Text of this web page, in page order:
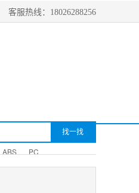
客服热线：18026288256
ABS PC